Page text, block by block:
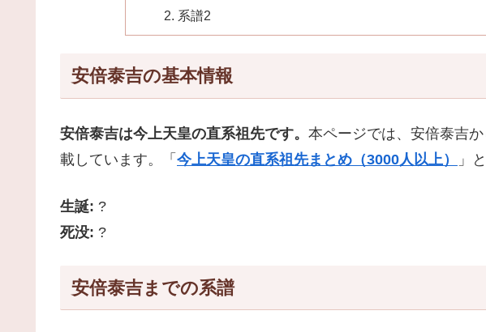
系譜2
安倍泰吉の基本情報
安倍泰吉は今上天皇の直系祖先です。 本ページでは、安倍泰吉
載しています。「 今上天皇の直系祖先まとめ（3000人以上） 」
生誕: ?
死没: ?
安倍泰吉までの系譜